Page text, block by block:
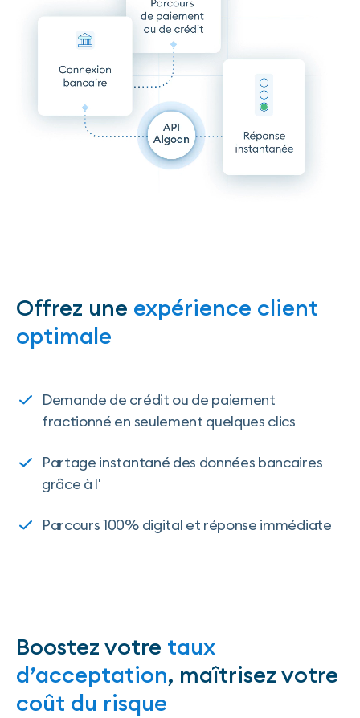
Offrez une expérience client
optimale
Demande de crédit ou de paiement
fractionné en seulement quelques clics
Partage instantané des données bancaires
grâce à l'
Parcours 100% digital et réponse immédiate
Boostez votre taux
d’acceptation, maîtrisez votre
coût du risque